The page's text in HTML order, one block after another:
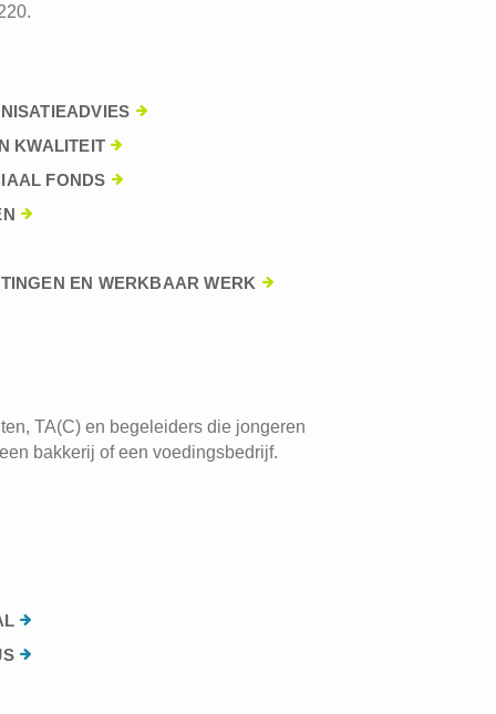
KWALITEIT
FONDS
EN WERKBAAR WERK
TA(C) en begeleiders die jongeren
bakkerij of een voedingsbedrijf.